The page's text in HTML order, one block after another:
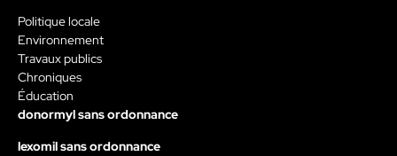
Politique locale
Environnement
Travaux publics
Chroniques
Éducation
donormyl sans ordonnance
lexomil sans ordonnance